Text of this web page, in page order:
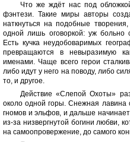
Что же ждёт нас под
фэнтези. Такие миры авторы
наткнуться на подобные
одной лишь оговоркой: уж больно
Есть кучка неудобоваримых
превращаются в невыразимую
именами. Чаще всего герои
либо идут у него на поводу, либо
то, и другое.
Действие «Слепой Охоты»
около одной горы. Снежная лавина
гномов и эльфов, и дальше
из-за низвергнутой богини любви,
на самоопровержение, до самого